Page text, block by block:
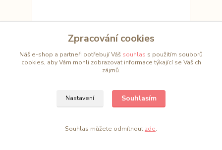
410,00 Kč
DORUČÍME
OBVYKLE DO 28
Přidat do košíku
Zpracování cookies
Náš e-shop a partneři potřebují Váš souhlas s použitím souborů
cookies, aby Vám mohli zobrazovat informace týkající se Vašich
zájmů.
Nastavení Souhlasím
Souhlas můžete odmítnout zde.